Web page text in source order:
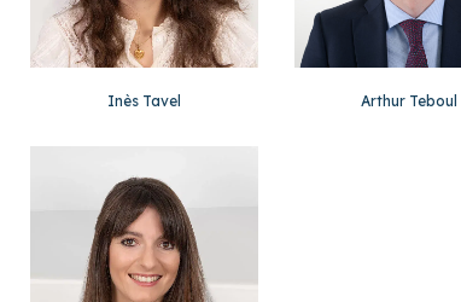
Inès Tavel Arthur Teboul